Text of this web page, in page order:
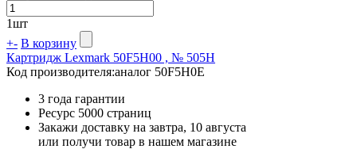
1шт
+- В корзину
Картридж Lexmark 50F5H00 , № 505H
Код производителя:аналог 50F5H0E
3 года гарантии
Ресурс 5000 страниц
Закажи доставку на завтра, 10 августа
или получи товар в нашем магазине